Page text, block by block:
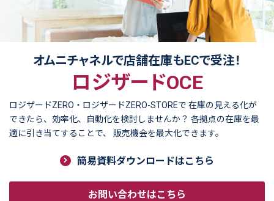
オムニチャネルで店舗在庫もECで受注！
ロジザードOCE
ロジザードZERO・ロジザードZERO-STOREで 在庫の見える化が
できたら、効率化、自動化を検討しませんか？ 各拠点の在庫を最
適に引き当てすることで、
販売機会を最大化できます。
簡易資料ダウンロードはこちら
お問い合わせはこちら